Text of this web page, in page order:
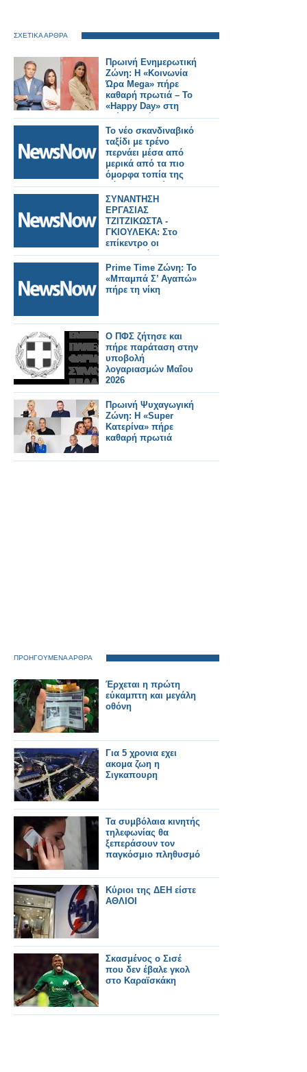
ΣΧΕΤΙΚΑ ΑΡΘΡΑ
Πρωινή Ενημερωτική
Ζώνη: Η «Κοινωνία
Ώρα Mega» πήρε
καθαρή πρωτιά – Το
«Happy Day» στη
δεύτερη θέση
Το νέο σκανδιναβικό
ταξίδι με τρένο
περνάει μέσα από
μερικά από τα πιο
όμορφα τοπία της
Βόρειας Ευρώπης.
ΣΥΝΑΝΤΗΣΗ
ΕΡΓΑΣΙΑΣ
ΤΖΙΤΖΙΚΩΣΤΑ -
ΓΚΙΟΥΛΕΚΑ: Στο
επίκεντρο οι
προτεραιότητες της
ΕΕ για τα μεγάλα έργα
υποδομών και
μεταφορών, τον
τουρισμό και ο
Prime Time Ζώνη: Το
«Μπαμπά Σ’ Αγαπώ»
πήρε τη νίκη
Ο ΠΦΣ ζήτησε και
πήρε παράταση στην
υποβολή
λογαριασμών Μαΐου
2026
Πρωινή Ψυχαγωγική
Ζώνη: Η «Super
Κατερίνα» πήρε
καθαρή πρωτιά
ΠΡΟΗΓΟΥΜΕΝΑ ΑΡΘΡΑ
Έρχεται η πρώτη
εύκαμπτη και μεγάλη
οθόνη
Για 5 χρονια εχει
ακομα ζωη η
Σιγκαπουρη
Τα συμβόλαια κινητής
τηλεφωνίας θα
ξεπεράσουν τον
παγκόσμιο πληθυσμό
Κύριοι της ΔΕΗ είστε
ΑΘΛΙΟΙ
Σκασμένος ο Σισέ
που δεν έβαλε γκολ
στο Καραϊσκάκη